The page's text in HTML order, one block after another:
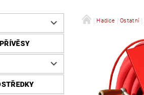
Hadice Ostatní